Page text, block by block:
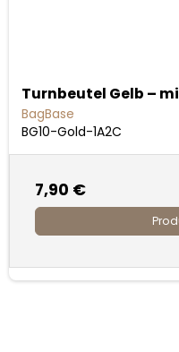
Turnbeutel Gelb –
BagBase
BG10-Gold-1A2C
7,90 €